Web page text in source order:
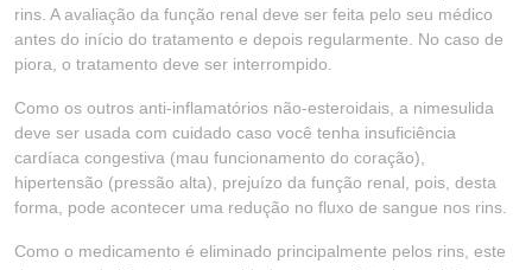
rins. A avaliação da função renal deve ser feita pelo seu médico
antes do início do tratamento e depois regularmente. No caso de
piora, o tratamento deve ser interrompido.
Como os outros anti-inflamatórios não-esteroidais, a nimesulida
deve ser usada com cuidado caso você tenha insuficiência
cardíaca congestiva (mau funcionamento do coração),
hipertensão (pressão alta), prejuízo da função renal, pois, desta
forma, pode acontecer uma redução no fluxo de sangue nos rins.
Como o medicamento é eliminado principalmente pelos rins, este